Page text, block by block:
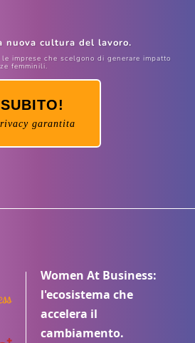
nuova cultura del lavoro.
imprese che scelgono di generare impatto
femminili.
garantita
Women At Business:
l'ecosistema che
accelera il
cambiamento.